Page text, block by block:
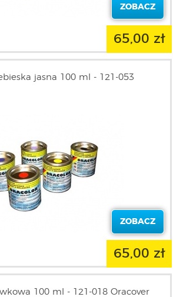
ZOBACZ
65,00 zł
jasna 100 ml - 121-053
ZOBACZ
65,00 zł
100 ml - 121-018 Oracover